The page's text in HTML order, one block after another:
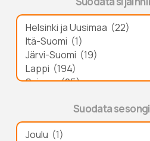
Suodata